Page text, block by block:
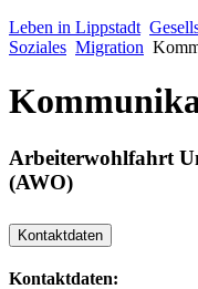
Leben in Lippstadt
Soziales Migration
Arbeiterwohlfahrt
(AWO)
Kontaktdaten
Kontaktdaten: